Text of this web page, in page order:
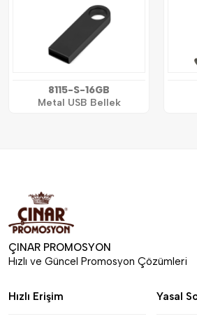
8115-S-16GB
Metal USB Bellek
ÇINAR PROMOSYON
Hızlı ve Güncel Promosyon Çözümleri
Hızlı Erişim Yasal